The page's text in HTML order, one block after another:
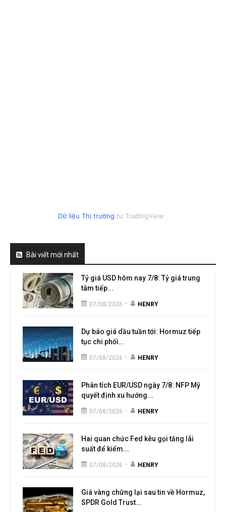
Dữ liệu Thị trường từ TradingView
Bài viết mới nhất
Tỷ giá USD hôm nay 7/8: Tỷ giá trung
tâm tiếp...
07/08/2026 - HENRY
Dự báo giá dầu tuần tới: Hormuz tiếp
tục chi phối...
07/08/2026 - HENRY
Phân tích EUR/USD ngày 7/8: NFP Mỹ
quyết định xu hướng...
07/08/2026 - HENRY
Hai quan chức Fed kêu gọi tăng lãi
suất để kiểm...
07/08/2026 - HENRY
Giá vàng chững lại sau tin về Hormuz,
SPDR Gold Trust...